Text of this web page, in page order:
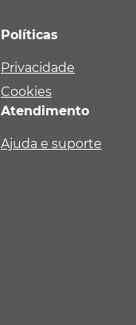
Políticas
Privacidade
Cookies
Atendimento
Ajuda e suporte